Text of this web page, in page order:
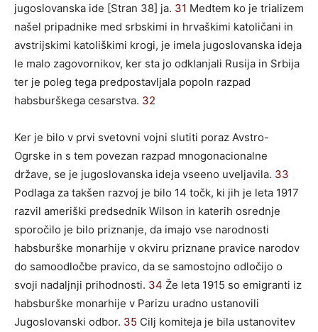
jugoslovanska ide [Stran 38] ja. 31 Medtem ko je trializem
našel pripadnike med srbskimi in hrvaškimi katoličani in
avstrijskimi katoliškimi krogi, je imela jugoslovanska ideja
le malo zagovornikov, ker sta jo odklanjali Rusija in Srbija
ter je poleg tega predpostavljala popoln razpad
habsburškega cesarstva. 32
Ker je bilo v prvi svetovni vojni slutiti poraz Avstro-
Ogrske in s tem povezan razpad mnogonacionalne
države, se je jugoslovanska ideja vseeno uveljavila. 33
Podlaga za takšen razvoj je bilo 14 točk, ki jih je leta 1917
razvil ameriški predsednik Wilson in katerih osrednje
sporočilo je bilo priznanje, da imajo vse narodnosti
habsburške monarhije v okviru priznane pravice narodov
do samoodločbe pravico, da se samostojno odločijo o
svoji nadaljnji prihodnosti. 34 Že leta 1915 so emigranti iz
habsburške monarhije v Parizu uradno ustanovili
Jugoslovanski odbor. 35 Cilj komiteja je bila ustanovitev